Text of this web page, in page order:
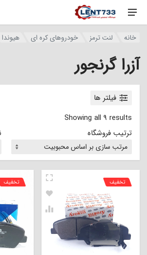
خانه لنت ترمز خودروهای کره ای هیوندا
آزرا گرنجور
فیلتر ها
Showing all 9 results
ترتیب فروشگاه
تخفیف تخفیف